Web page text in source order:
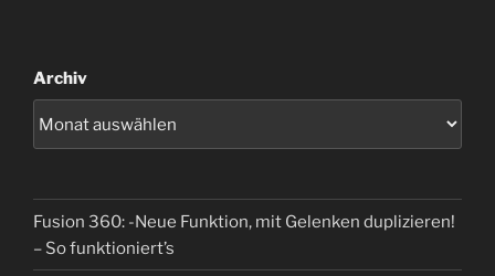
Archiv
Fusion 360: -Neue Funktion, mit Gelenken duplizieren!
– So funktioniert’s